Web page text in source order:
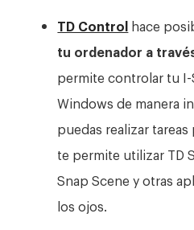
TD Control hace
tu ordenador a
permite controlar tu
Windows de manera
puedas realizar
te permite utilizar TD
Snap Scene y otras
los ojos.